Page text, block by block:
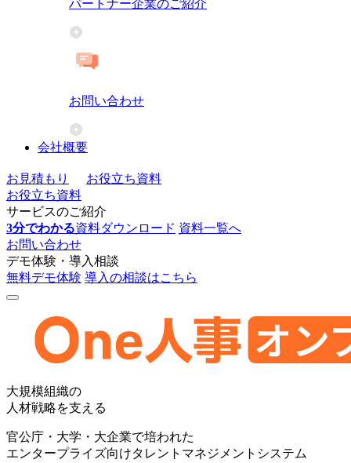
パートナー企業のご紹介
お問い合わせ
会社概要
お見積もり
お役立ち資料
お役立ち資料
サービスのご紹介
3分でわかる資料ダウンロード 資料一覧へ
お問い合わせ
デモ体験・導入相談
無料デモ体験 導入の相談はこちら
人
事
[タ
大規模組織の
人材戦略を支える
官公庁・大学・大企業で培われた
エンタープライズ向けタレントマネジメントシステム